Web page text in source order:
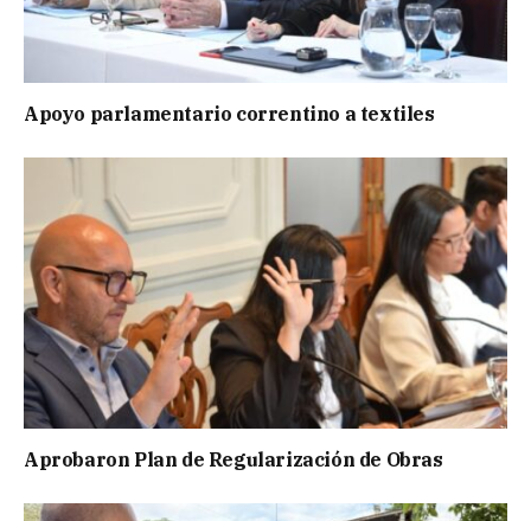
Apoyo parlamentario correntino a textiles
Aprobaron Plan de Regularización de Obras